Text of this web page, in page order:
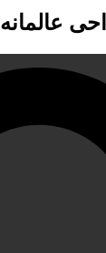
عالمانه